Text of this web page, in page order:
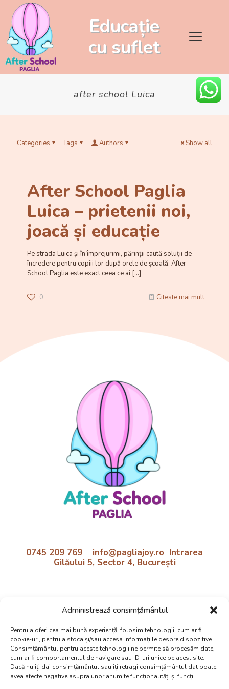
Administrează consimțământul
Pentru a oferi cea mai bună experiență, folosim tehnologii, cum ar fi
cookie-uri, pentru a stoca și/sau accesa informațiile despre dispozitive.
Consimțământul pentru aceste tehnologii ne permite să procesăm date,
cum ar fi comportamentul de navigare sau ID-uri unice pe acest site.
Dacă nu îți dai consimțământul sau îți retragi consimțământul dat poate
avea afecte negative asupra unor anumite funcționalități și funcții.
Educație
cu suflet
after school Luica
Categories Tags Authors Show all
After School Paglia
Luica – prietenii noi,
joacă și educație
Pe strada Luica și în împrejurimi, părinții caută soluții de
încredere pentru copiii lor după orele de școală. After
School Paglia este exact ceea ce ai […]
0 Citeste mai mult
0745 209 769 info@pagliajoy.ro Intrarea
Gilăului 5, Sector 4, București
Luni - Vineri | 11:30 - 18:30
Politica cookie si confidentialtate